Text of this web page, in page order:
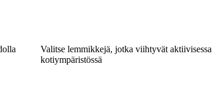
Valitse lemmikkejä, jotka viihtyvät aktiivisessa
kotiympäristössä